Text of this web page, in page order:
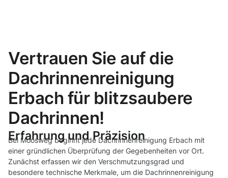
Vertrauen Sie auf die
Dachrinnenreinigung
Erbach für blitzsaubere
Dachrinnen!
Erfahrung und Präzision
Bei Moosweg beginnt jede Dachrinnenreinigung Erbach mit
einer gründlichen Überprüfung der Gegebenheiten vor Ort.
Zunächst erfassen wir den Verschmutzungsgrad und
besondere technische Merkmale, um die Dachrinnenreinigung